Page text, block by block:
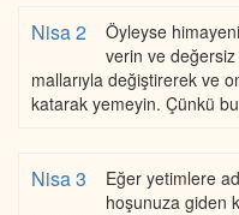
Nisa 2
Öyleyse
verin ve değersiz
mallarıyla değiştirerek ve
katarak yemeyin. Çünkü
Nisa 3
Eğer yetimlere
hoşunuza giden